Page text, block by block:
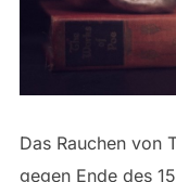
Das Rauchen von
gegen Ende des